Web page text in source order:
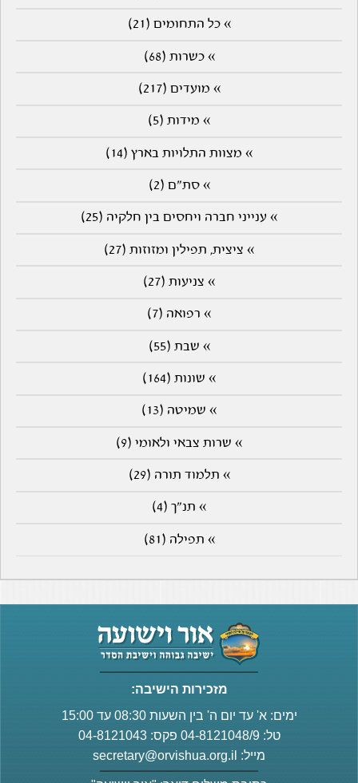
» כל התחומים (21)
» כשרות (68)
» מועדים (217)
» מידות (5)
» מצוות התלויות בארץ (14)
» סת"ם (2)
» ענייני חברה ויחסים בין חלקיה (25)
» ציצית, תפילין ומזוזות (27)
» צניעות (27)
» רפואה (7)
» שבת (55)
» שונות (164)
» שמיטה (13)
» שרות צבאי ולאומי (9)
» תלמוד תורה (29)
» תנ"ך (4)
» תפילה (81)
מזכירות הישיבה:
ימים: א' עד יום ה' בין השעות 08:30 עד 15:00
טל: 04-8121048/9 פקס: 04-8121043
מייל: secretary@orvishua.org.il